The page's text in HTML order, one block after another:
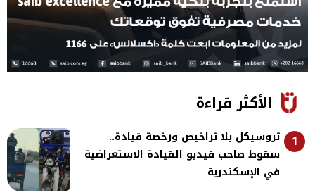
الأكثر قراءة
1
تروسيكل بلا تراخيص ورخصة قيادة..
سقوط صاحب فيديو القيادة الاستعراضية
في الإسكندرية